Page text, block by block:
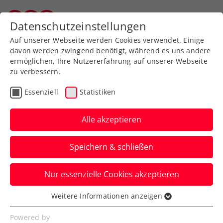
Turniere
Wimbledon: Kraus feiert
in Qualifikation Grand-
Slam-Premierensieg
Das junge ÖTV-Ass steht beim
Rasenklassiker in Großbritannien in der
zweiten Qualifikationsrunde.
Verfasst von: Manuel Wachta, 27.06.2023
Datenschutzeinstellungen
Auf unserer Webseite werden Cookies verwendet. Einige
davon werden zwingend benötigt, während es uns andere
ermöglichen, Ihre Nutzererfahrung auf unserer Webseite
zu verbessern.
Essenziell Statistiken
Alle akzeptieren
Speichern & schließen
Nur essenzielle Cookies akzeptieren
Essenziell
Essenzielle Cookies werden für grundlegende
Weitere Informationen anzeigen
Powered by